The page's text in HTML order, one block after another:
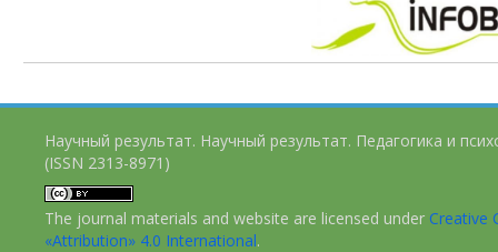
Научный результат. Научный результат. Педагогика и
(ISSN 2313-8971)
The journal materials and website are licensed under Creative
«Attribution» 4.0 International.